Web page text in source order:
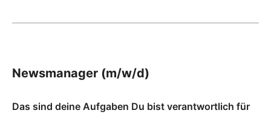
Newsmanager (m/w/d)
Das sind deine Aufgaben Du bist verantwortlich für